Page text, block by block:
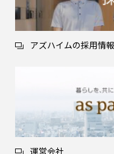
アズハイムの採用情報
運営会社